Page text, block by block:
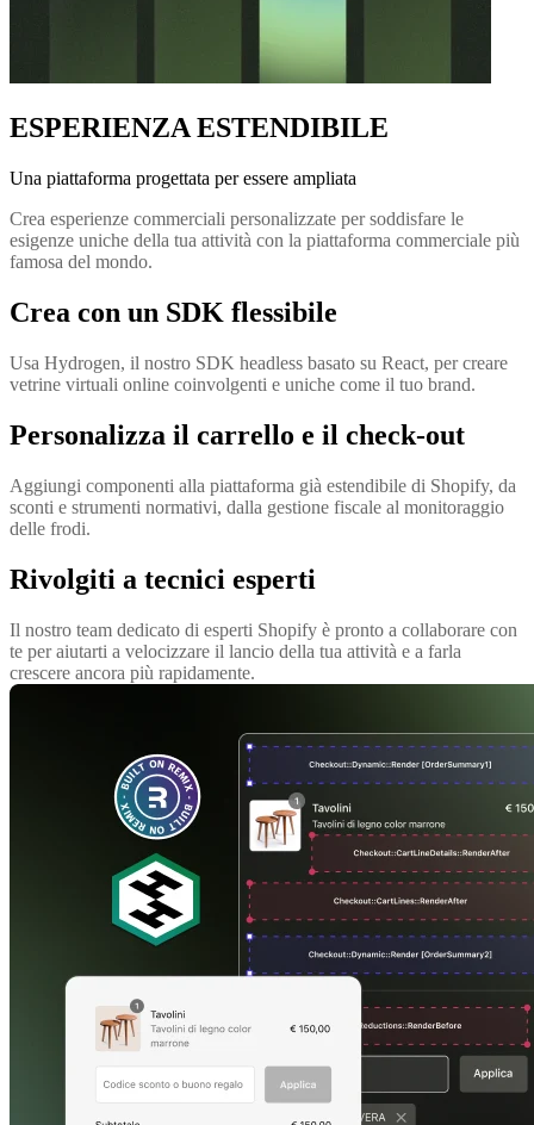
ESPERIENZA ESTENDIBILE
Una piattaforma progettata per essere ampliata
Crea esperienze commerciali personalizzate per soddisfare le
esigenze uniche della tua attività con la piattaforma commerciale più
famosa del mondo.
Crea con un SDK flessibile
Usa Hydrogen, il nostro SDK headless basato su React, per creare
vetrine virtuali online coinvolgenti e uniche come il tuo brand.
Personalizza il carrello e il check-out
Aggiungi componenti alla piattaforma già estendibile di Shopify, da
sconti e strumenti normativi, dalla gestione fiscale al monitoraggio
delle frodi.
Rivolgiti a tecnici esperti
Il nostro team dedicato di esperti Shopify è pronto a collaborare con
te per aiutarti a velocizzare il lancio della tua attività e a farla
crescere ancora più rapidamente.